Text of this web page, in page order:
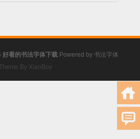
好看的书法字体下载 Powered by 书法字体
Theme By XiaoBoy